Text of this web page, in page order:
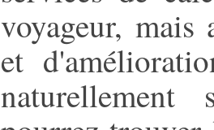
voyageur,
et